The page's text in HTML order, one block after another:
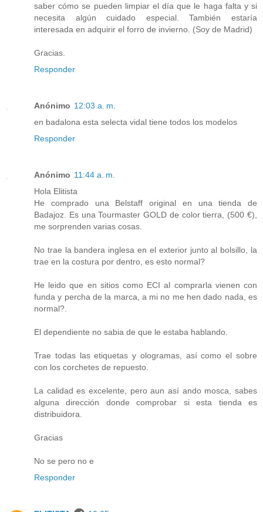
saber cómo se pueden limpiar el día que le haga falta y si
necesita algún cuidado especial. También estaría
interesada en adquirir el forro de invierno. (Soy de Madrid)
Gracias.
Responder
Anónimo 12:03 a. m.
en badalona esta selecta vidal tiene todos los modelos
Responder
Anónimo 11:44 a. m.
Hola Elitista
He comprado una Belstaff original en una tienda de
Badajoz. Es una Tourmaster GOLD de color tierra, (500 €),
me sorprenden varias cosas.
No trae la bandera inglesa en el exterior junto al bolsillo, la
trae en la costura por dentro, es esto normal?
He leido que en sitios como ECI al comprarla vienen con
funda y percha de la marca, a mi no me hen dado nada, es
normal?.
El dependiente no sabia de que le estaba hablando.
Trae todas las etiquetas y ologramas, así como el sobre
con los corchetes de repuesto.
La calidad es excelente, pero aun así ando mosca, sabes
alguna dirección donde comprobar si esta tienda es
distribuidora.
Gracias
No se pero no e
Responder